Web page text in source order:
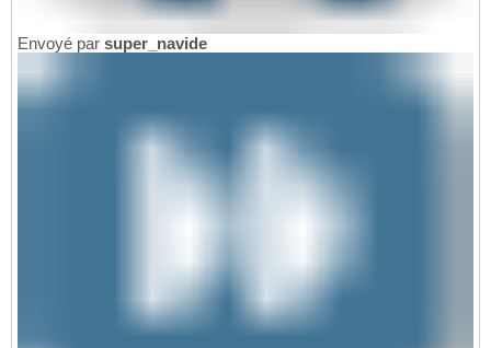
Envoyé par super_navide